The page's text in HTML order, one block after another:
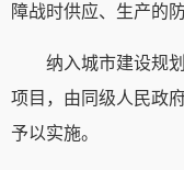
障战时供应、生产的
纳入城市建设规
项目，由同级人民政
予以实施。